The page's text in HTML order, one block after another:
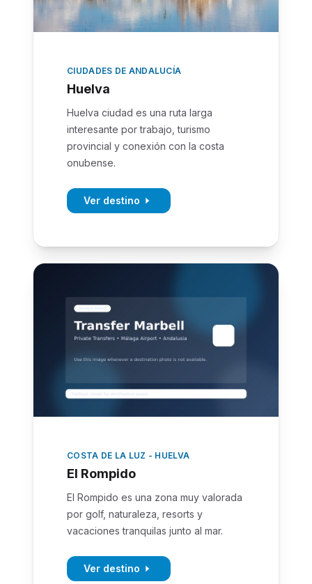
CIUDADES DE ANDALUCÍA
Huelva
Huelva ciudad es una ruta larga
interesante por trabajo, turismo
provincial y conexión con la costa
onubense.
Ver destino
COSTA DE LA LUZ - HUELVA
El Rompido
El Rompido es una zona muy valorada
por golf, naturaleza, resorts y
vacaciones tranquilas junto al mar.
Ver destino